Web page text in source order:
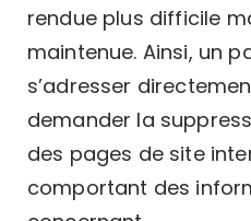
rendue plus difficile
maintenue. Ainsi, un
s’adresser
demander la
des pages de site
comportant des